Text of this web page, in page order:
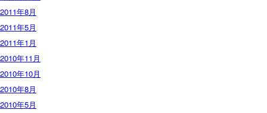
2011年8月
2011年5月
2011年1月
2010年11月
2010年10月
2010年8月
2010年5月